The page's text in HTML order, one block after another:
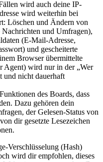
wird auch deine IP-
wird weiterhin bei
Löschen und Ändern von
und Umfragen),
(E-Mail-Adresse,
und gescheiterte
Browser übermittelte
Agent) wird nur in der „Wer
und nicht dauerhaft
des Boards, dass
Dazu gehören dein
der Gelesen-Status von
dir gesetzte Lesezeichen
Verschlüsselung (Hash)
wird dir empfohlen, dieses